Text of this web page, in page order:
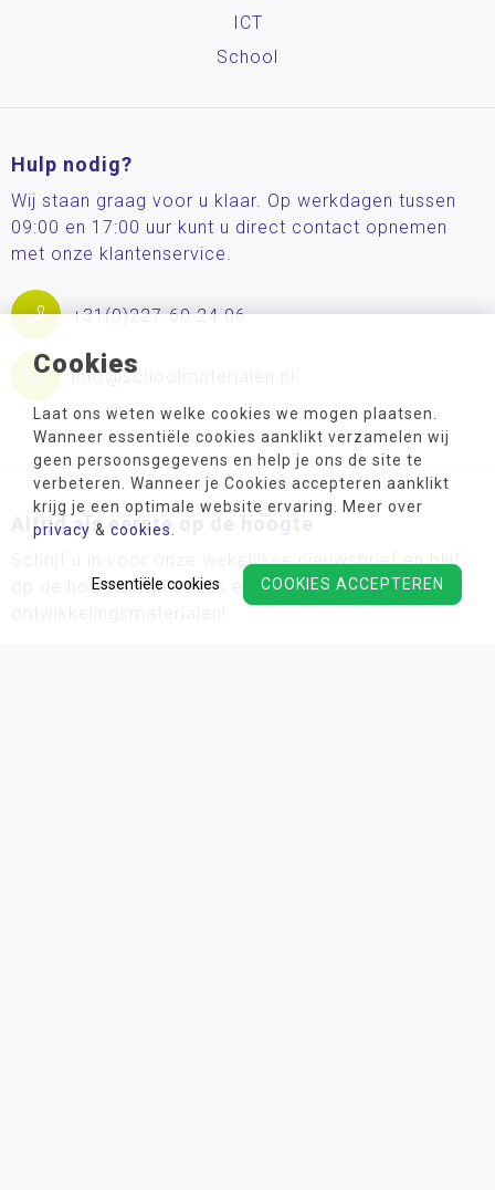
Cookies
Laat ons weten welke cookies we mogen plaatsen.
Wanneer essentiële cookies aanklikt verzamelen wij
geen persoonsgegevens en help je ons de site te
verbeteren. Wanneer je Cookies accepteren aanklikt
krijg je een optimale website ervaring. Meer over
privacy & cookies
COOKIES ACCEPTEREN
Essentiële cookies
ICT
School
Hulp nodig?
Wij staan graag voor u klaar. Op werkdagen tussen
09:00 en 17:00 uur kunt u direct contact opnemen
met onze klantenservice.
+31(0)227-60 24 06
info@schoolmaterialen.nl
Altijd als eerste op de hoogte
Schrijf u in voor onze wekelijkse nieuwsbrief en blijf
op de hoogte van acties en de nieuwste